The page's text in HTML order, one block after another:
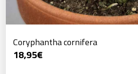
Coryphantha cornifera
18,95€